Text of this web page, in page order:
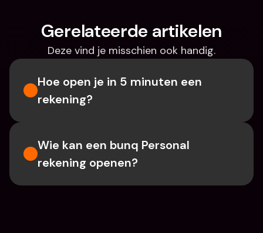
Gerelateerde artikelen
Deze vind je misschien ook handig.
Hoe open je in 5 minuten een
rekening?
Wie kan een bunq Personal
rekening openen?